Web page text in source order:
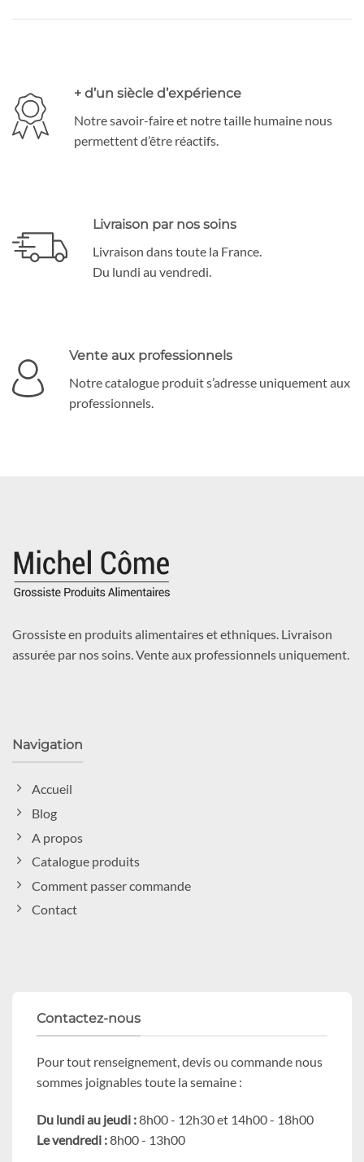
+ d’un siècle d’expérience
Notre savoir-faire et notre taille humaine nous
permettent d’être réactifs.
Livraison par nos soins
Livraison dans toute la France.
Du lundi au vendredi.
Vente aux professionnels
Notre catalogue produit s’adresse uniquement aux
professionnels.
Grossiste en produits alimentaires et ethniques. Livraison
assurée par nos soins. Vente aux professionnels uniquement.
Navigation
Accueil
Blog
A propos
Catalogue produits
Comment passer commande
Contact
Contactez-nous
Pour tout renseignement, devis ou commande nous
sommes joignables toute la semaine :
Du lundi au jeudi :8h00 - 12h30 et 14h00 - 18h00
Le vendredi :8h00 - 13h00